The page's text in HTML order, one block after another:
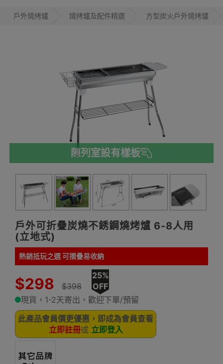
戶外燒烤爐 燒烤爐及配件精選 方型炭火戶外燒烤爐
陳列室設有樣板
戶外可折疊炭燒不銹鋼燒烤爐 6-8人用
(立地式)
熱銷抵玩之選 可摺疊易收納
$298 $398
25%
OFF
現貨，1-2天寄出，歡迎下單/預留
此產品會員價更優惠，即成為會員查看
立即註冊或 立即登入